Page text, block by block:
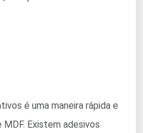
é uma maneira rápida e
Existem adesivos